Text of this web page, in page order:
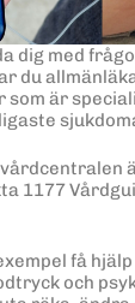
dig med
du
är
1177
få
och